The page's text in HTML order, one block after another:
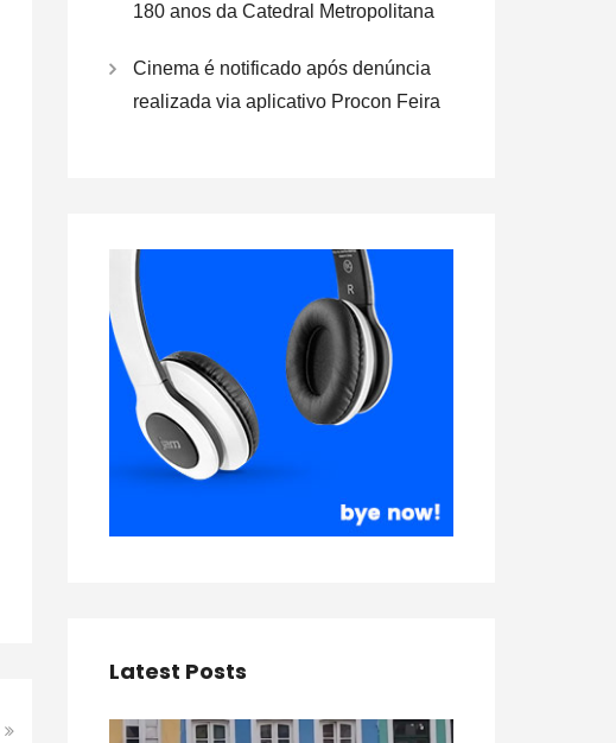
180 anos da Catedral Metropolitana
Cinema é notificado após denúncia
realizada via aplicativo Procon Feira
Latest Posts